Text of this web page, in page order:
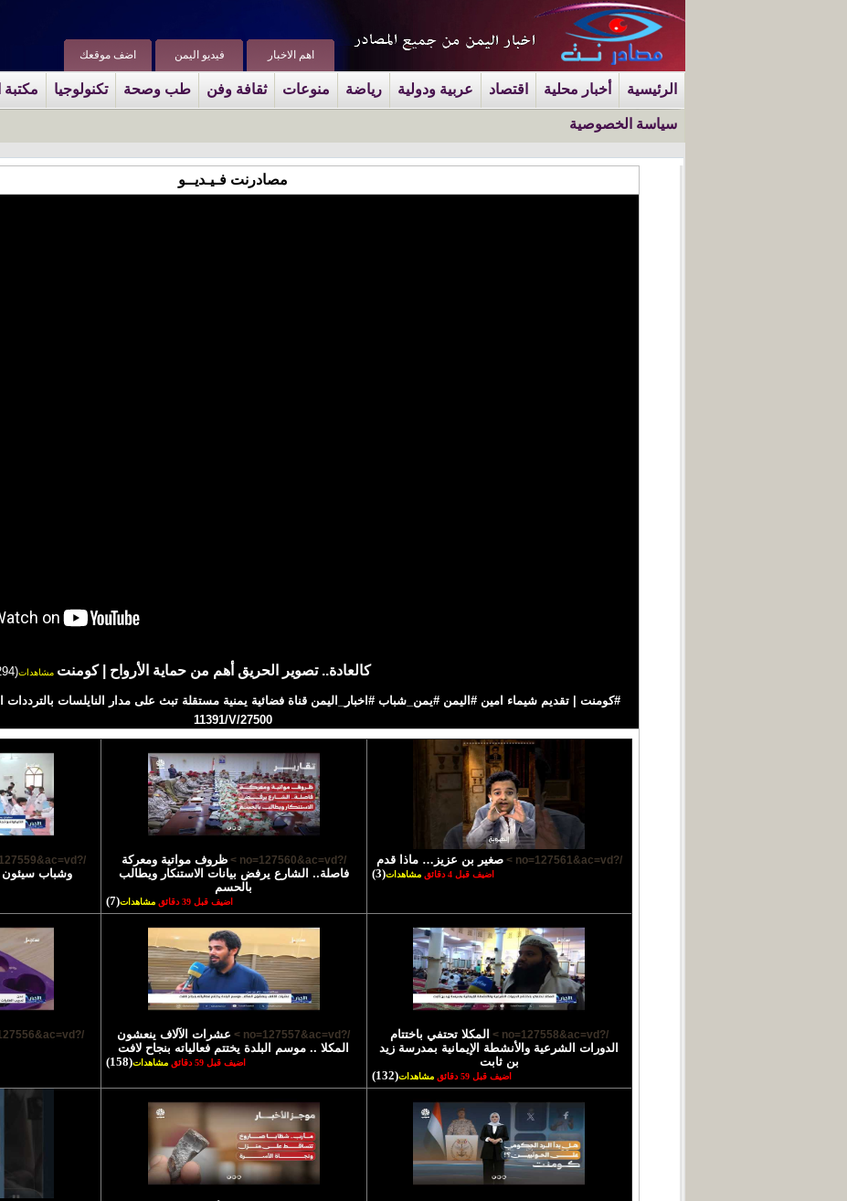
اضف موقعك فيديو اليمن اهم الاخبار
الرئيسية أخبار محلية اقتصاد عربية ودولية رياضة منوعات ثقافة وفن طب وصحة تكنولوجيا مكتبة
سياسة الخصوصية
مصادرنت فـيـديــو
كالعادة.. تصوير الحريق أهم من حماية الأرواح | كومنت مشاهدات(294)
11391/V/27500
/?no=127561&ac=vd > صغير بن عزيز… ماذا قدم
اضيف قبل 4 دقائق مشاهدات(3)
/?no=127560&ac=vd >
ظروف مواتية ومعركة
فاصلة.. الشارع يرفض بيانات الاستنكار ويطالب
بالحسم
اضيف قبل 39 دقائق مشاهدات(7)
/?no=127559&ac=vd >
وشباب سيئون
/?no=127558&ac=vd >
المكلا تحتفي باختتام
الدورات الشرعية والأنشطة الإيمانية بمدرسة زيد
بن ثابت
اضيف قبل 59 دقائق مشاهدات(132)
/?no=127557&ac=vd >
عشرات الآلاف ينعشون
المكلا .. موسم البلدة يختتم فعالياته بنجاح لافت
اضيف قبل 59 دقائق مشاهدات(158)
/?no=127556&ac=vd >